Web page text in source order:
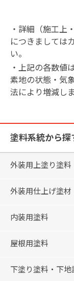
・詳細（施工上
につきましては
い。
・上記の各数値
素地の状態・気
法により増減しま
塗料系統から探
外装用上塗り塗料
外装用仕上げ塗材
内装用塗料
屋根用塗料
下塗り塗料・下地